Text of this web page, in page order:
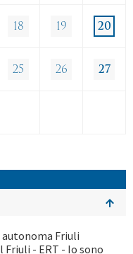
18 19 20
25 26 27
Friuli
Friuli - ERT - Io sono